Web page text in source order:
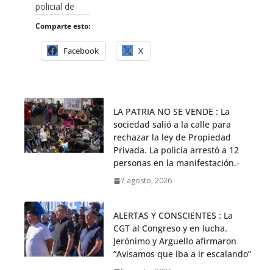
policial de
Comparte esto:
Facebook X
LA PATRIA NO SE VENDE : La
sociedad salió a la calle para
rechazar la ley de Propiedad
Privada. La policía arrestó a 12
personas en la manifestación.-
7 agosto, 2026
ALERTAS Y CONSCIENTES : La
CGT al Congreso y en lucha.
Jerónimo y Arguello afirmaron
“Avisamos que iba a ir escalando”